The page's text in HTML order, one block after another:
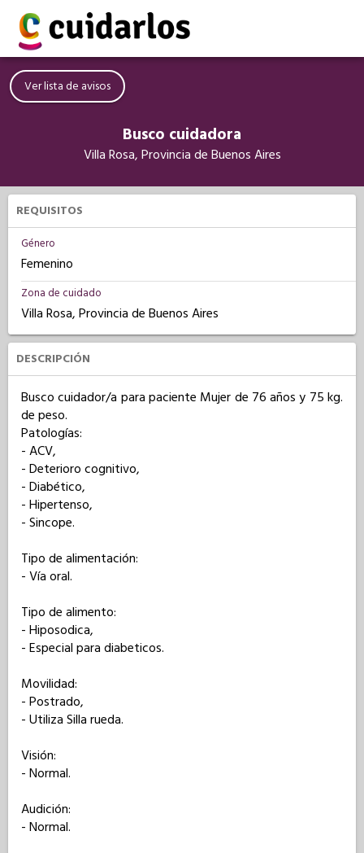
Ver lista de avisos
Busco cuidadora
Villa Rosa, Provincia de Buenos Aires
REQUISITOS
Género
Femenino
Zona de cuidado
Villa Rosa, Provincia de Buenos Aires
DESCRIPCIÓN
Busco cuidador/a para paciente Mujer de 76 años y 75 kg.
de peso.
Patologías:
- ACV,
- Deterioro cognitivo,
- Diabético,
- Hipertenso,
- Sincope.
Tipo de alimentación:
- Vía oral.
Tipo de alimento:
- Hiposodica,
- Especial para diabeticos.
Movilidad:
- Postrado,
- Utiliza Silla rueda.
Visión:
- Normal.
Audición:
- Normal.